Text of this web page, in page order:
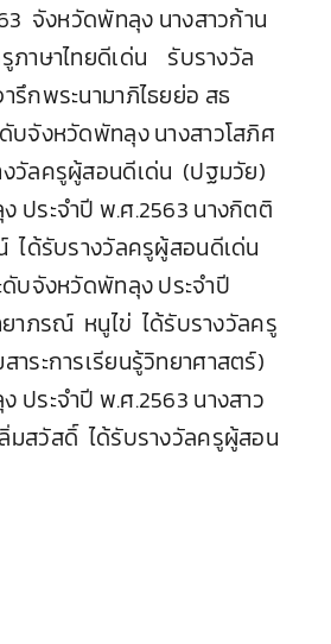
จังหวัดพัทลุง นางสาวก้าน
าษาไทยดีเด่น รับรางวัล
รึกพระนามาภิไธยย่อ สธ
บจังหวัดพัทลุง นางสาวโสภิศ
วัลครูผู้สอนดีเด่น (ปฐมวัย)
ประจำปี พ.ศ.2563 นางกิตติ
ด้รับรางวัลครูผู้สอนดีเด่น
บจังหวัดพัทลุง ประจำปี
าภรณ์ หนูไข่ ได้รับรางวัลครู
ระการเรียนรู้วิทยาศาสตร์)
ประจำปี พ.ศ.2563 นางสาว
สวัสดิ์ ได้รับรางวัลครูผู้สอน